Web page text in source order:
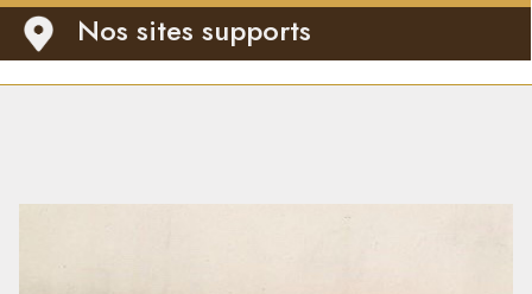
Nos sites supports